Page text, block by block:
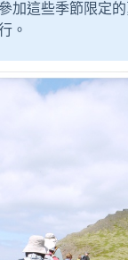
加這些季節限定
。